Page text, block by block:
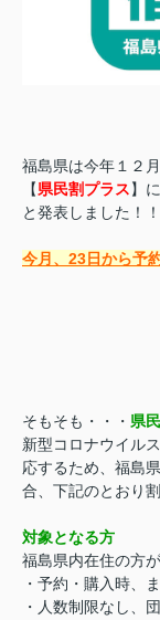
福島県は今年１２
【県民割プラス】
と発表しました！！
今月、23日から予
そもそも・・・ 県
新型コロナウイル
応するため、福島
合、下記のとおり
対象となる方
福島県内在住の方が
・予約・購入時、
・人数制限なし、